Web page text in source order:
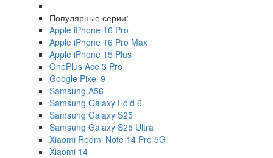
Популярные серии:
Apple iPhone 16 Pro
Apple iPhone 16 Pro Max
Apple iPhone 15 Plus
OnePlus Ace 3 Pro
Google Pixel 9
Samsung A56
Samsung Galaxy Fold 6
Samsung Galaxy S25
Samsung Galaxy S25 Ultra
Xiaomi Redmi Note 14 Pro 5G
Xiaomi 14